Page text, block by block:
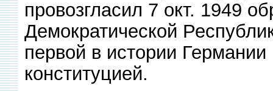
провозгласил 7 окт. 1949
Демократической
первой в истории
конституцией.